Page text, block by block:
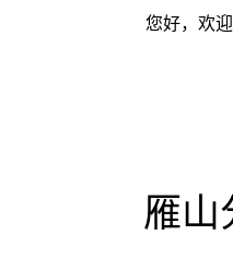
您好，欢
雁山